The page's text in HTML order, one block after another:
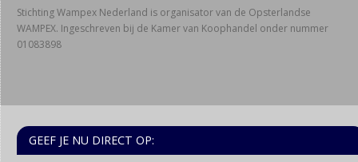
Stichting Wampex Nederland is organisator van de Opsterlandse
WAMPEX. Ingeschreven bij de Kamer van Koophandel onder nummer
01083898
GEEF JE NU DIRECT OP: